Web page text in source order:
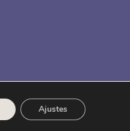
reclamaciónAjustes